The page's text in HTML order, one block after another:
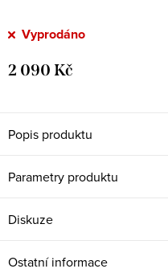
Vyprodáno
2 090 Kč
Popis produktu
Parametry produktu
Diskuze
Ostatní informace